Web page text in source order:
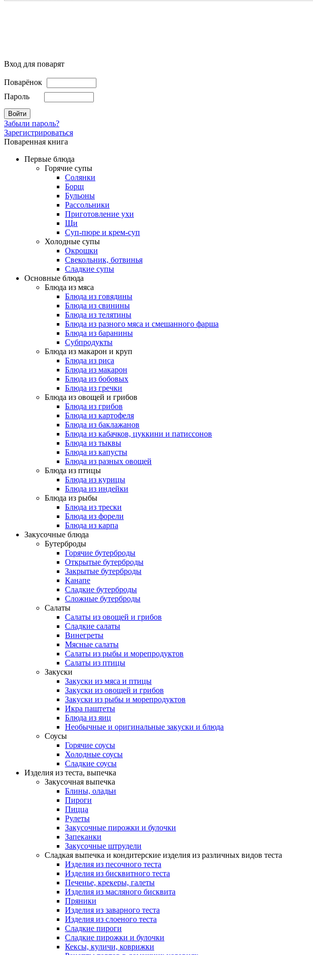
Вход для поварят
Поварёнок
Пароль
Забыли пароль?
Зарегистрироваться
Поваренная книга
Первые блюда
Горячие супы
Солянки
Борщ
Бульоны
Рассольники
Приготовление ухи
Щи
Суп-пюре и крем-суп
Холодные супы
Окрошки
Свекольник, ботвинья
Cладкие супы
Основные блюда
Блюда из мяса
Блюда из говядины
Блюда из свинины
Блюда из телятины
Блюда из разного мяса и смешанного фарша
Блюда из баранины
Субпродукты
Блюда из макарон и круп
Блюда из риса
Блюда из макарон
Блюда из бобовых
Блюда из гречки
Блюда из овощей и грибов
Блюда из грибов
Блюда из картофеля
Блюда из баклажанов
Блюда из кабачков, цуккини и патиссонов
Блюда из тыквы
Блюда из капусты
Блюда из разных овощей
Блюда из птицы
Блюда из курицы
Блюда из индейки
Блюда из рыбы
Блюда из трески
Блюда из форели
Блюда из карпа
Закусочные блюда
Бутерброды
Горячие бутерброды
Открытые бутерброды
Закрытые бутерброды
Канапе
Сладкие бутерброды
Сложные бутерброды
Салаты
Салаты из овощей и грибов
Сладкие салаты
Винегреты
Мясные салаты
Салаты из рыбы и морепродуктов
Салаты из птицы
Закуски
Закуски из мяса и птицы
Закуски из овощей и грибов
Закуски из рыбы и морепродуктов
Икра паштеты
Блюда из яиц
Необычные и оригинальные закуски и блюда
Соусы
Горячие соусы
Холодные соусы
Сладкие соусы
Изделия из теста, выпечка
Закусочная выпечка
Блины, оладьи
Пироги
Пицца
Рулеты
Закусочные пирожки и булочки
Запеканки
Закусочные штрудели
Сладкая выпечка и кондитерские изделия из различных видов теста
Изделия из песочного теста
Изделия из бисквитного теста
Печенье, крекеры, галеты
Изделия из масляного бисквита
Пряники
Изделия из заварного теста
Изделия из слоеного теста
Сладкие пироги
Сладкие пирожки и булочки
Кексы, куличи, коврижки